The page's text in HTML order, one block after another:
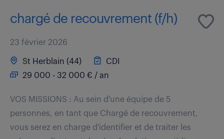
chargé de recouvrement (f/h)
23 février 2026
St Herblain (44)
CDI
29 000 - 32 000 € / an
VOS MISSIONS : Au sein d'une équipe de 5
personnes, en tant que Chargé de recouvrement,
vous serez en charge d'identifier et de traiter les